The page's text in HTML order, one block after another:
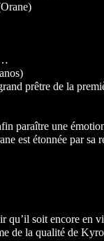
prêtre de la
paraître une
est étonnée par sa
qu’il soit encore
de la qualité de